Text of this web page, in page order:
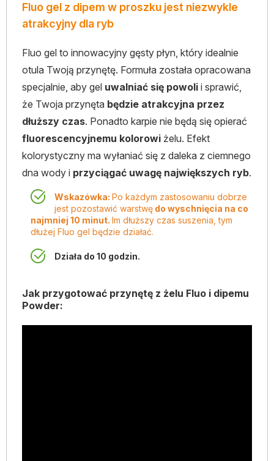
Fluo gel z dipem w proszku jest niezwykle
atrakcyjny dla ryb
Fluo gel to innowacyjny gęsty płyn, który idealnie
otula Twoją przynętę. Formuła została opracowana
specjalnie, aby gel uwalniać się powoli i sprawić,
że Twoja przynęta będzie atrakcyjna przez
dłuższy czas. Ponadto karpie nie będą się opierać
fluorescencyjnemu kolorowi żelu. Efekt
kolorystyczny ma wyłaniać się z daleka z ciemnego
dna wody i przyciągać uwagę największych ryb.
Wskazówka: Po każdym zastosowaniu dobrze
jest pozostawić warstwę do wyschnięcia na co
najmniej 10 minut. Im dłuższy czas suszenia, tym
dłużej Fluo gel będzie działać.
Działa do 10 godzin.
Jak przygotować przynętę z żelu Fluo i dipemu
Powder: